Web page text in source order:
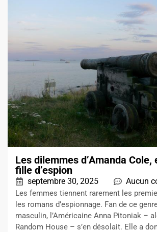
Les dilemmes d’Amanda Cole,
fille d’espion
septembre 30, 2025 Aucun
Les femmes tiennent rarement les
les romans d’espionnage. Fan de ce
masculin, l’Américaine Anna Pitoniak –
Random House – s’en désolait. Elle a